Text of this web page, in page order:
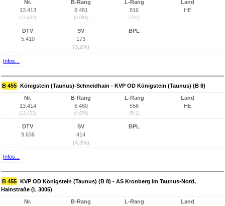
Nr.
13.413
(13.422)
B-Rang
8.481
(6.081)
L-Rang
816
(797)
Land
HE
DTV
5.410
SV
173
(3,2%)
BPL
Infos...
B 455 Königstein (Taunus)-Schneidhain - KVP OD Königstein (Taunus) (B 8)
Nr.
13.414
(13.423)
B-Rang
6.460
(4.076)
L-Rang
556
(541)
Land
HE
DTV
9.636
SV
414
(4,3%)
BPL
Infos...
B 455 KVP OD Königstein (Taunus) (B 8) - AS Kronberg im Taunus-Nord,
Hainstraße (L 3005)
Nr.
B-Rang
L-Rang
Land